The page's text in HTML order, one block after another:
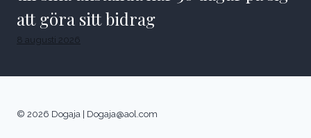
att göra sitt bidrag
8 augusti 2026
© 2026 Dogaja | Dogaja@aol.com